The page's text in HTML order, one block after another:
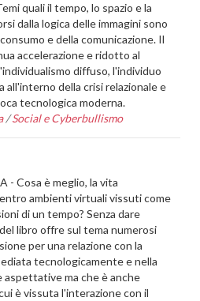
quali il tempo, lo spazio e la
dalla logica delle immagini sono
e della comunicazione. Il
accelerazione e ridotto al
diffuso, l'individuo
all'interno della crisi relazionale e
tecnologica moderna.
/Social e Cyberbullismo
- Cosa è meglio, la vita
ambienti virtuali vissuti come
di un tempo? Senza dare
libro offre sul tema numerosi
per una relazione con la
tecnologicamente e nella
ma che è anche
è vissuta l'interazione con il